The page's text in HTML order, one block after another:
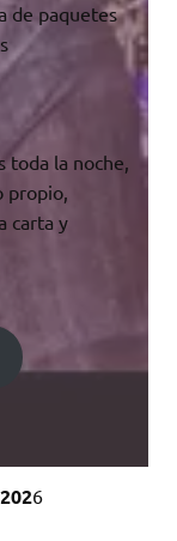
de paquetes
toda la noche,
propio,
carta y
2026